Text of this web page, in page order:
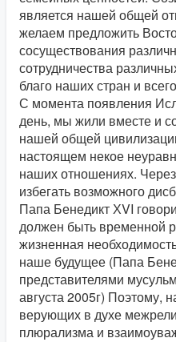
является нашей общей
желаем предложить
сосуществования
сотрудничества
благо наших стран и
С момента появления
день, мы жили вместе и
нашей общей
настоящем некое
наших отношениях.
избегать возможного
Папа Бенедикт ХVI
должен быть временной
жизненная
наше будущее (Папа
представителями
августа 2005г) Поэтому,
верующих в духе
плюрализма и